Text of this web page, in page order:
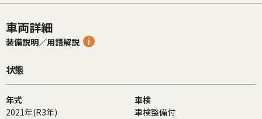
車両詳細
装備説明／用語解説
状態
年式
2021年(R3年)
車検
車検整備付